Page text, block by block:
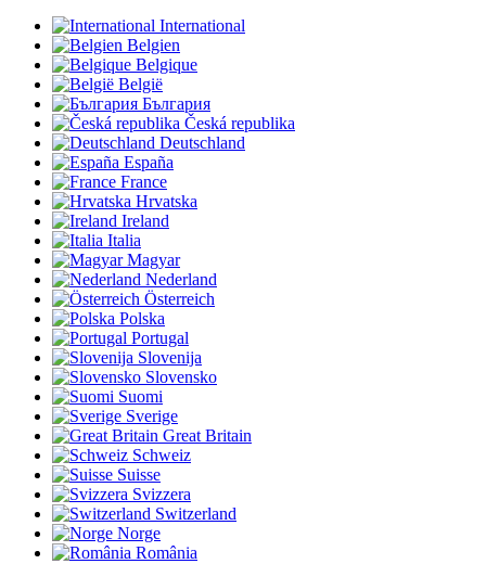
International
Belgien
Belgique
België
България
Česká republika
Deutschland
España
France
Hrvatska
Ireland
Italia
Magyar
Nederland
Österreich
Polska
Portugal
Slovenija
Slovensko
Suomi
Sverige
Great Britain
Schweiz
Suisse
Svizzera
Switzerland
Norge
România